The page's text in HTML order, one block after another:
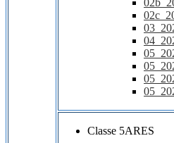
Classe 5ARES